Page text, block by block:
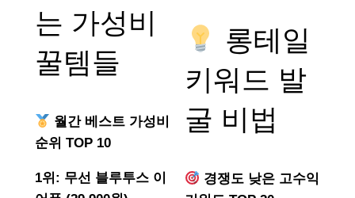
는 가성비
꿀템들
월간 베스트 가성비
순위 TOP 10
1위: 무선 블루투스 이
롱테일
키워드 발
굴 비법
경쟁도 낮은 고수익